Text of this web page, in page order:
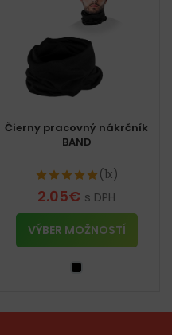
Čierny pracovný nákrčník
BAND
(1x)
2.05€ s DPH
VÝBER MOŽNOSTÍ